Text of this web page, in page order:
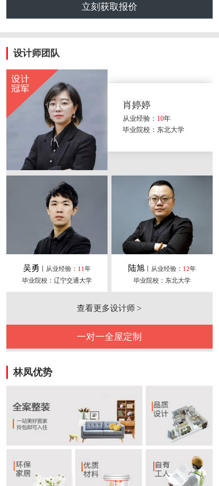
立刻获取报价
设计师团队
肖婷婷
从业经验： 10年
毕业院校：东北大学
吴勇 丨从业经验： 11年
毕业院校：辽宁交通大学
陆旭丨从业经验： 12年
毕业院校：东北大学
查看更多设计师 >
一对一全屋定制
林凤优势